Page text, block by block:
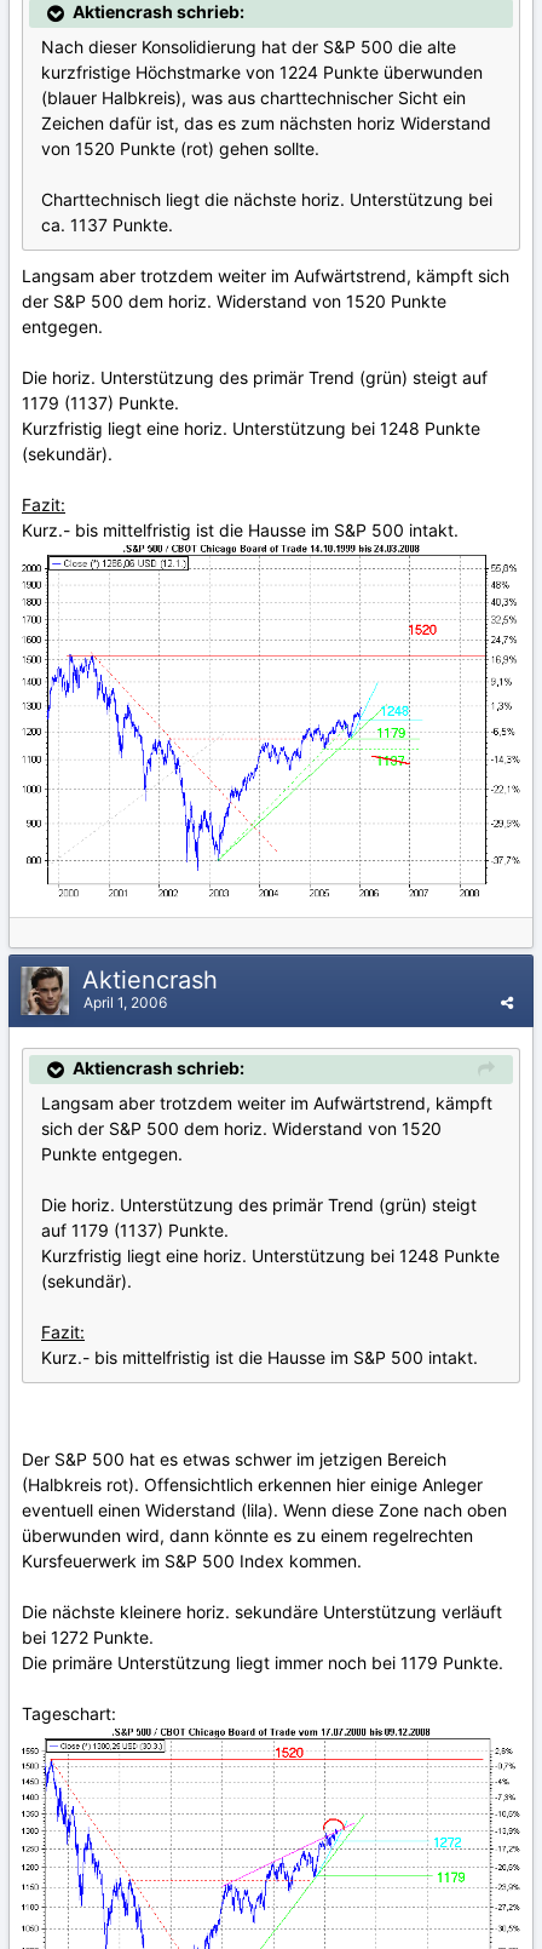
Aktiencrash schrieb:
Nach dieser Konsolidierung hat der S&P 500 die alte
kurzfristige Höchstmarke von 1224 Punkte überwunden
(blauer Halbkreis), was aus charttechnischer Sicht ein
Zeichen dafür ist, das es zum nächsten horiz Widerstand
von 1520 Punkte (rot) gehen sollte.
Charttechnisch liegt die nächste horiz. Unterstützung bei
ca. 1137 Punkte.
Langsam aber trotzdem weiter im Aufwärtstrend, kämpft sich
der S&P 500 dem horiz. Widerstand von 1520 Punkte
entgegen.
Die horiz. Unterstützung des primär Trend (grün) steigt auf
1179 (1137) Punkte.
Kurzfristig liegt eine horiz. Unterstützung bei 1248 Punkte
(sekundär).
Fazit:
Kurz.- bis mittelfristig ist die Hausse im S&P 500 intakt.
Aktiencrash
April 1, 2006
Aktiencrash schrieb:
Langsam aber trotzdem weiter im Aufwärtstrend, kämpft
sich der S&P 500 dem horiz. Widerstand von 1520
Punkte entgegen.
Die horiz. Unterstützung des primär Trend (grün) steigt
auf 1179 (1137) Punkte.
Kurzfristig liegt eine horiz. Unterstützung bei 1248 Punkte
(sekundär).
Fazit:
Kurz.- bis mittelfristig ist die Hausse im S&P 500 intakt.
Der S&P 500 hat es etwas schwer im jetzigen Bereich
(Halbkreis rot). Offensichtlich erkennen hier einige Anleger
eventuell einen Widerstand (lila). Wenn diese Zone nach oben
überwunden wird, dann könnte es zu einem regelrechten
Kursfeuerwerk im S&P 500 Index kommen.
Die nächste kleinere horiz. sekundäre Unterstützung verläuft
bei 1272 Punkte.
Die primäre Unterstützung liegt immer noch bei 1179 Punkte.
Tageschart: